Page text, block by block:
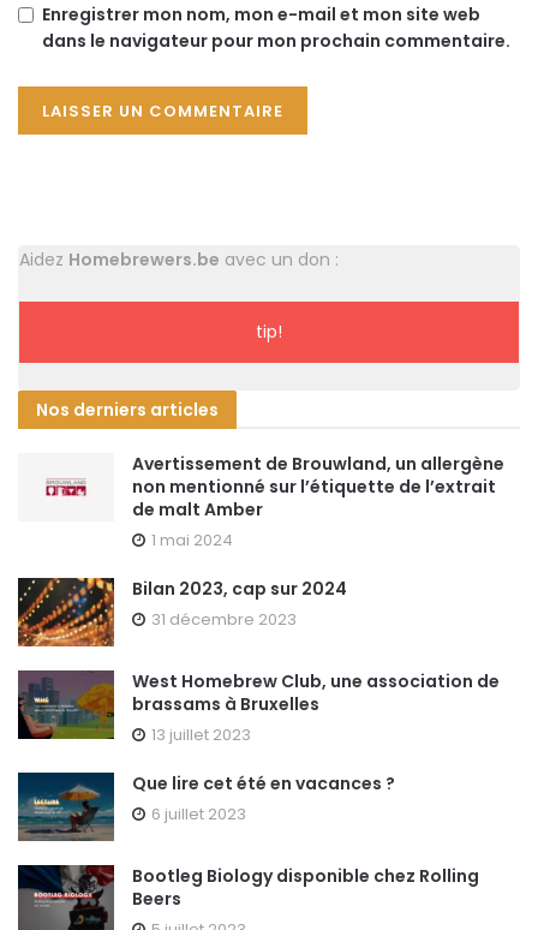
Enregistrer mon nom, mon e-mail et mon site web
dans le navigateur pour mon prochain commentaire.
Aidez Homebrewers.be avec un don :
tip!
Nos derniers articles
Avertissement de Brouwland, un allergène
non mentionné sur l’étiquette de l’extrait
de malt Amber
1 mai 2024
Bilan 2023, cap sur 2024
31 décembre 2023
West Homebrew Club, une association de
brassams à Bruxelles
13 juillet 2023
Que lire cet été en vacances ?
6 juillet 2023
Bootleg Biology disponible chez Rolling
Beers